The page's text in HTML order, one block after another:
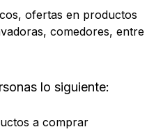
ofertas en productos
comedores, entre
lo siguiente:
a comprar